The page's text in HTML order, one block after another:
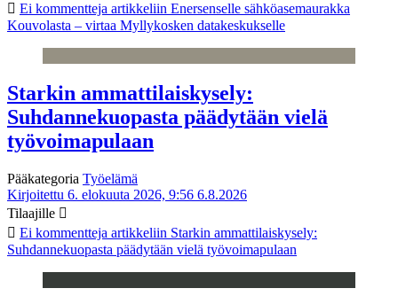
Ei kommentteja artikkeliin Enersenselle sähköasemaurakka
Kouvolasta – virtaa Myllykosken datakeskukselle
Starkin ammattilaiskysely:
Suhdannekuopasta päädytään vielä
työvoimapulaan
Pääkategoria Työelämä
Kirjoitettu 6. elokuuta 2026, 9:56 6.8.2026
Tilaajille
Ei kommentteja artikkeliin Starkin ammattilaiskysely:
Suhdannekuopasta päädytään vielä työvoimapulaan